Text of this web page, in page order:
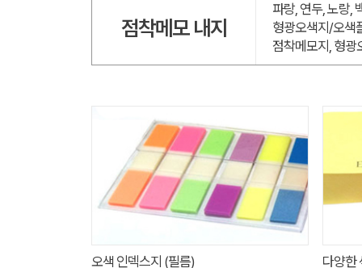
점착메모 내지
파랑, 연두, 노랑,
형광오색지/오색
점착메모지, 형광
오색 인덱스지 (필름) 다양한